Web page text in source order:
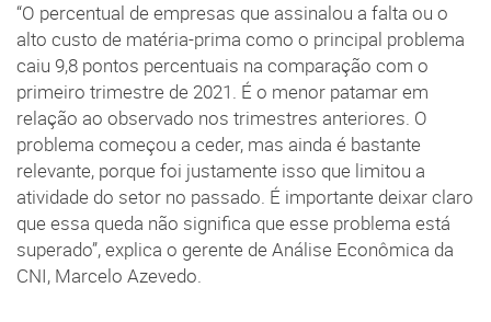
“O percentual de empresas que assinalou a falta ou o
alto custo de matéria-prima como o principal problema
caiu 9,8 pontos percentuais na comparação com o
primeiro trimestre de 2021. É o menor patamar em
relação ao observado nos trimestres anteriores. O
problema começou a ceder, mas ainda é bastante
relevante, porque foi justamente isso que limitou a
atividade do setor no passado. É importante deixar claro
que essa queda não significa que esse problema está
superado”, explica o gerente de Análise Econômica da
CNI, Marcelo Azevedo.